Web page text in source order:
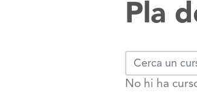
Pla
No hi ha